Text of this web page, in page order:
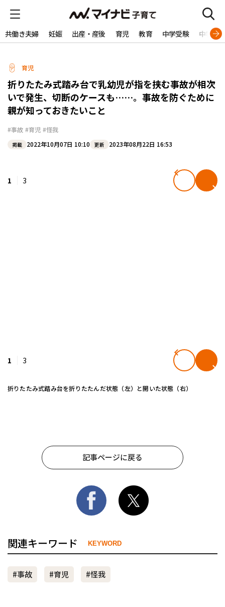
共働き夫婦 妊娠 出産・産後 育児 教育 中学受験 中学生
育児
折りたたみ式踏み台で乳幼児が指を挟む事故が相次
いで発生、切断のケースも……。事故を防ぐために
親が知っておきたいこと
#事故 #育児 #怪我
掲載 2022年10月07日 10:10 更新 2023年08月22日 16:53
1 3
1 3
折りたたみ式踏み台を折りたたんだ状態（左）と開いた状態（右）
記事ページに戻る
関連キーワード KEYWORD
#事故 #育児 #怪我